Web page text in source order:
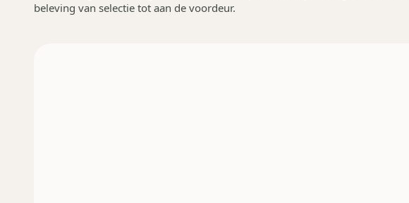
beleving van selectie tot aan de voordeur.